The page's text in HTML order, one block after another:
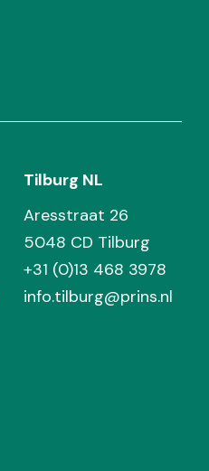
Tilburg NL
Aresstraat 26
5048 CD Tilburg
+31 (0)13 468 3978
info.tilburg@prins.nl